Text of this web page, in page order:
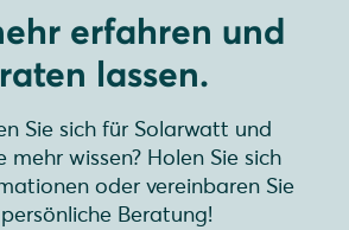
erfahren und
lassen.
Sie sich für Solarwatt und
mehr wissen? Holen Sie sich
oder vereinbaren Sie
Beratung!